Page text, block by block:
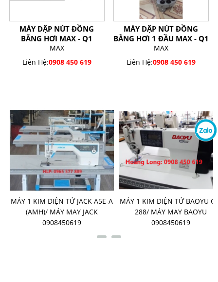
MÁY DẬP NÚT ĐỒNG
BẰNG HƠI MAX - Q1
MAX
Liên Hệ:0908 450 619
MÁY DẬP NÚT ĐỒNG
BẰNG HƠI 1 ĐẦU MAX - Q1
MAX
Liên Hệ:0908 450 619
MÁY 1 KIM ĐIỆN TỬ JACK A5E-A
(AMH)/ MÁY MAY JACK
0908450619
MÁY 1 KIM ĐIỆN TỬ BAOYU
288/ MÁY MAY BAOYU
0908450619